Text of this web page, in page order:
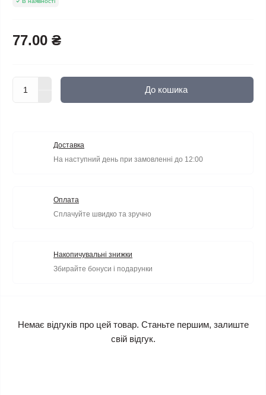
77.00 ₴
До кошика
Доставка
На наступний день при замовленні до 12:00
Оплата
Сплачуйте швидко та зручно
Накопичувальні знижки
Збирайте бонуси і подарунки
Немає відгуків про цей товар. Станьте першим, залиште
свій відгук.